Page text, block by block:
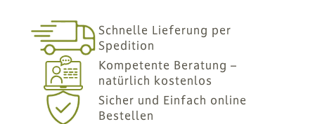
Schnelle Lieferung per
Spedition
Kompetente Beratung –
natürlich kostenlos
Sicher und Einfach online
Bestellen